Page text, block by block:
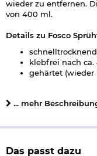
wieder zu entfernen.
von 400 ml.
Details zu Fosco
klebfrei nach ca.
gehärtet (wieder
Maße: ca. 6 x 6 x
Inhalt: 400 ml
Marke: Fosco
... mehr
Das passt dazu